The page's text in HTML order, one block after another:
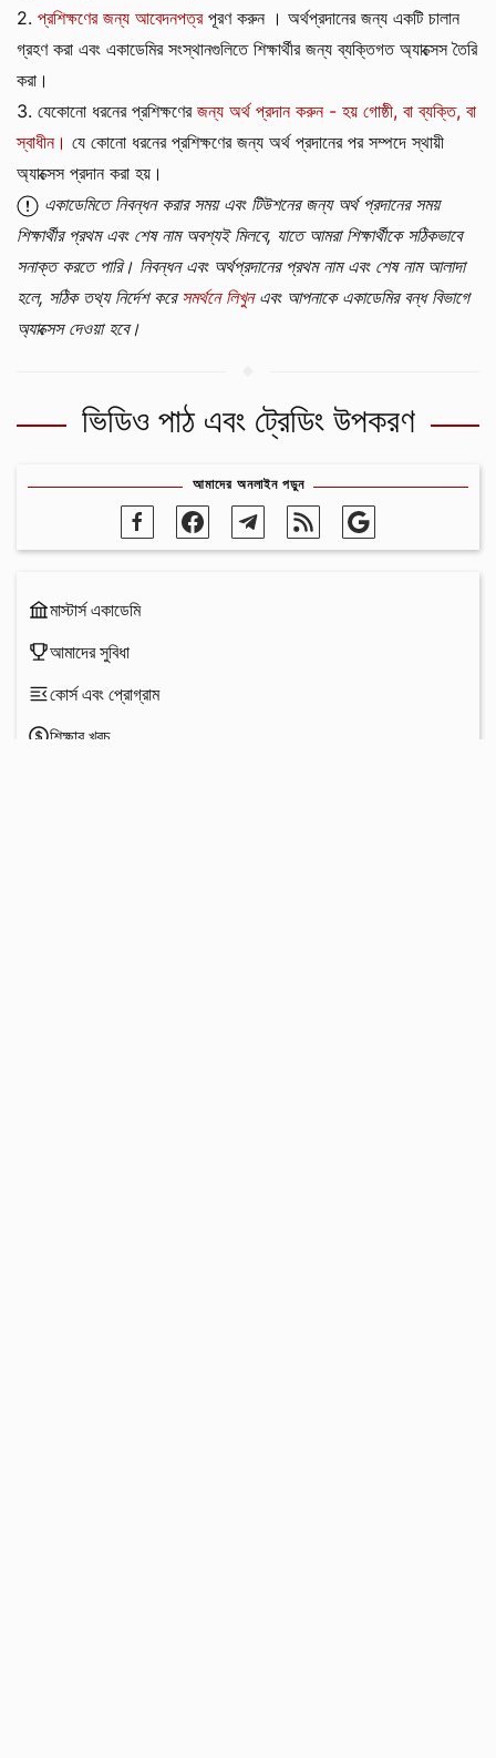
2. প্রশিক্ষণের জন্য আবেদনপত্রপূরণ করুন । অর্থপ্রদানের জন্য একটি চালান
গ্রহণ করা এবং একাডেমির সংস্থানগুলিতে শিক্ষার্থীর জন্য ব্যক্তিগত অ্যাক্সেস তৈরি
করা।
3. যেকোনো ধরনের প্রশিক্ষণের জন্য অর্থ প্রদান করুন - হয় গোষ্ঠী, বা ব্যক্তি, বা
স্বাধীন। যে কোনো ধরনের প্রশিক্ষণের জন্য অর্থ প্রদানের পর সম্পদে স্থায়ী
অ্যাক্সেস প্রদান করা হয়।
একাডেমিতে নিবন্ধন করার সময় এবং টিউশনের জন্য অর্থ প্রদানের সময়
শিক্ষার্থীর প্রথম এবং শেষ নাম অবশ্যই মিলবে, যাতে আমরা শিক্ষার্থীকে সঠিকভাবে
সনাক্ত করতে পারি। নিবন্ধন এবং অর্থপ্রদানের প্রথম নাম এবং শেষ নাম আলাদা
হলে, সঠিক তথ্য নির্দেশ করেসমর্থনে লিখুনএবং আপনাকে একাডেমির বন্ধ বিভাগে
অ্যাক্সেস দেওয়া হবে।
ভিডিও পাঠ এবং ট্রেডিং উপকরণ
আমাদের অনলাইন পড়ুন
মাস্টার্স একাডেমি
আমাদের সুবিধা
কোর্স এবং প্রোগ্রাম
শিক্ষার খরচ